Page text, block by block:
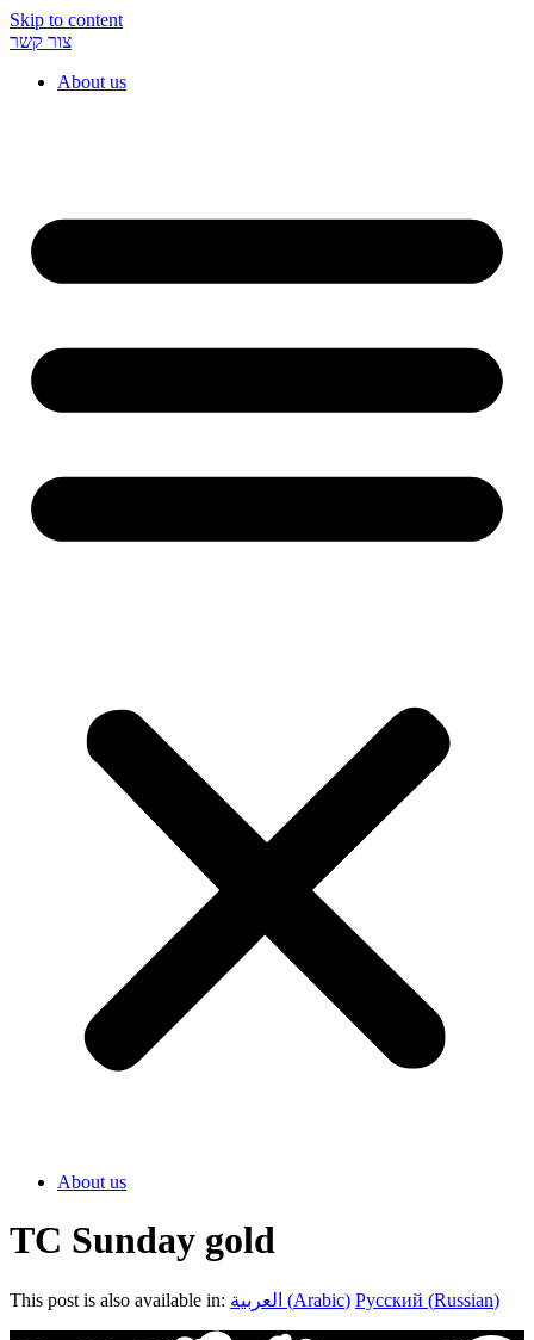
Skip to content
צור קשר
About us
About us
TC Sunday gold
This post is also available in: العربية (Arabic) Русский (Russian)